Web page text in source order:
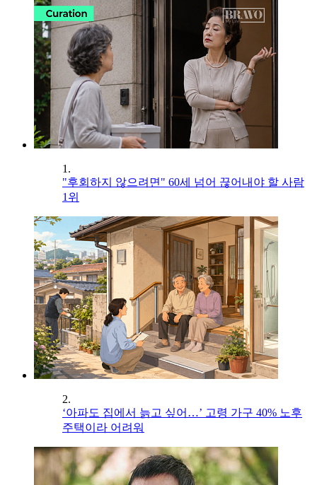
1.
"후회하지 않으려면" 60세 넘어 끊어내야 할 사람
1위
2.
‘아파도 집에서 늙고 싶어…’ 고령 가구 40% 노후
주택이라 어려워